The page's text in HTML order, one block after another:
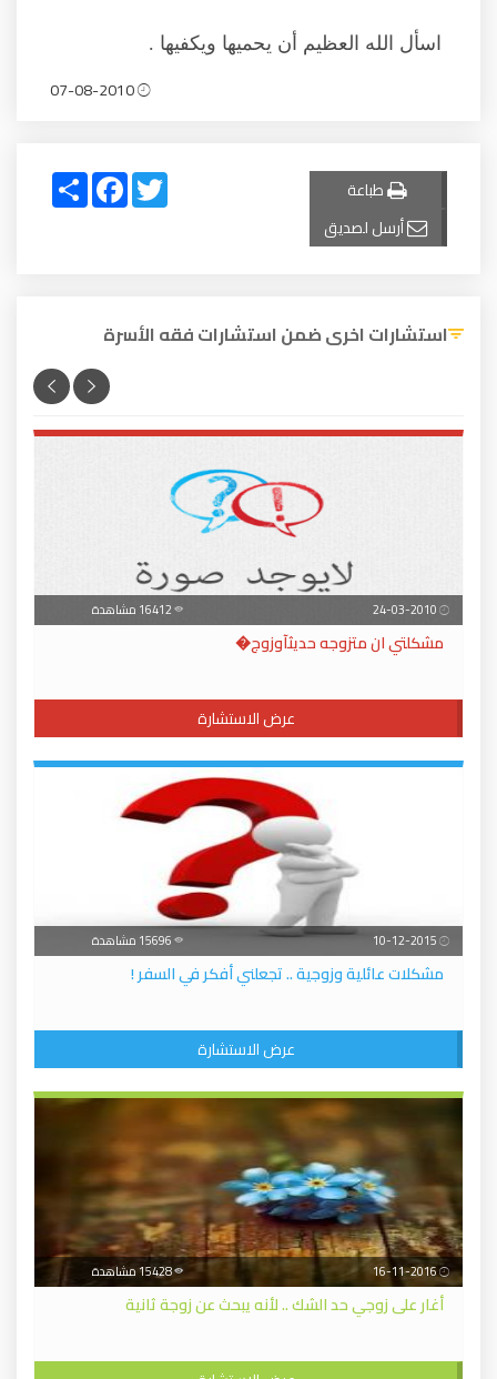
اسأل الله العظيم أن يحميها ويكفيها .
طباعة
أرسل لصديق
Share
FacebookTwitter
استشارات اخرى ضمن استشارات فقه الأسرة
مشكلتي ان متزوجه حديثآوزوج�
عرض الاستشارة
مشكلات عائلية وزوجية .. تجعلني أفكر في السفر !
عرض الاستشارة
16-11-2016 15428 مشاهدة
أغار على زوجي حد الشك .. لأنه يبحث عن زوجة ثانية